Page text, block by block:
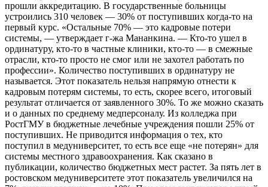
прошли аккредитацию. В государственные больницы
устроились 310 человек — 30% от поступивших когда-то на
первый курс. «Остальные 70% — это кадровые потери
системы, — утверждает г-жа Мананкина. — Кто-то ушел в
ординатуру, кто-то в частные клиники, кто-то — в смежные
отрасли, кто-то просто не смог или не захотел работать по
профессии». Количество поступивших в ординатуру не
называется. Этот показатель нельзя напрямую отнести к
кадровым потерям системы, то есть, скорее всего, итоговый
результат отличается от заявленного 30%. То же можно сказать
и о данных по среднему медперсоналу. Из колледжа при
РостГМУ в бюджетные лечебные учреждения пошли 25% от
поступивших. Не приводится информация о тех, кто
поступил в медуниверситет, то есть все еще «не потерян» для
системы местного здравоохранения. Как сказано в
публикации, количество бюджетных мест растет. За пять лет в
ростовском медуниверситете этот показатель увеличился на